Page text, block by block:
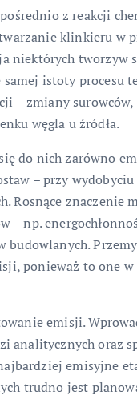
z reakcji
klinkieru w
niektórych tworzyw
istoty procesu
– zmiany
węgla u źródła.
do nich zarówno
– przy
Rosnące znaczenie
np.
budowlanych.
ponieważ to one
emisji.
analitycznych oraz
emisyjne
trudno jest